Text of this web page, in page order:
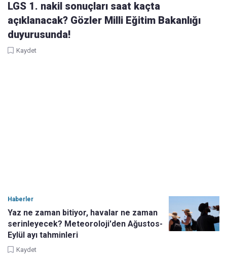
LGS 1. nakil sonuçları saat kaçta
açıklanacak? Gözler Milli Eğitim Bakanlığı
duyurusunda!
Kaydet
Haberler
Yaz ne zaman bitiyor, havalar ne zaman
serinleyecek? Meteoroloji'den Ağustos-
Eylül ayı tahminleri
Kaydet